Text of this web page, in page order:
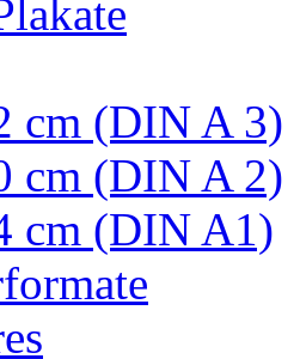
cm (DIN A 3)
cm (DIN A 2)
cm (DIN A1)